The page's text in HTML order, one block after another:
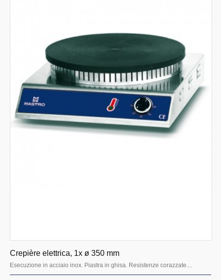
Macchine per waffle e cialde
Banchi macchine da caffè
Accessori
Carrelli dessert e servizio
Box isotermici
Stazione Bar e Cocktail
Forni
Cottura linea 700 evolution
Crepière elettrica, 1x ø 350 mm
Esecuzione in acciaio inox. Piastra in ghisa. Resistenze corazzate....